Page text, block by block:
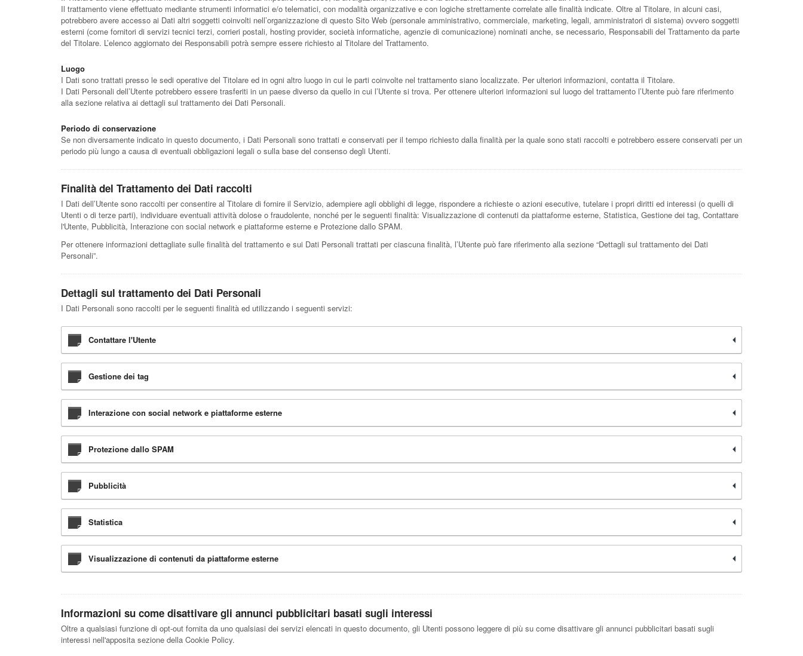
Il trattamento viene effettuato mediante strumenti informatici e/o telematici, con modalità organizzative e con logiche strettamente correlate alle finalità indicate. Oltre al Titolare, in alcuni casi,
potrebbero avere accesso ai Dati altri soggetti coinvolti nell’organizzazione di questo Sito Web (personale amministrativo, commerciale, marketing, legali, amministratori di sistema) ovvero soggetti
esterni (come fornitori di servizi tecnici terzi, corrieri postali, hosting provider, società informatiche, agenzie di comunicazione) nominati anche, se necessario, Responsabili del Trattamento da parte
del Titolare. L’elenco aggiornato dei Responsabili potrà sempre essere richiesto al Titolare del Trattamento.
Luogo
I Dati sono trattati presso le sedi operative del Titolare ed in ogni altro luogo in cui le parti coinvolte nel trattamento siano localizzate. Per ulteriori informazioni, contatta il Titolare.
I Dati Personali dell’Utente potrebbero essere trasferiti in un paese diverso da quello in cui l’Utente si trova. Per ottenere ulteriori informazioni sul luogo del trattamento l’Utente può fare riferimento
alla sezione relativa ai dettagli sul trattamento dei Dati Personali.
Periodo di conservazione
Se non diversamente indicato in questo documento, i Dati Personali sono trattati e conservati per il tempo richiesto dalla finalità per la quale sono stati raccolti e potrebbero essere conservati per un
periodo più lungo a causa di eventuali obbligazioni legali o sulla base del consenso degli Utenti.
Finalità del Trattamento dei Dati raccolti
I Dati dell’Utente sono raccolti per consentire al Titolare di fornire il Servizio, adempiere agli obblighi di legge, rispondere a richieste o azioni esecutive, tutelare i propri diritti ed interessi (o quelli di
Utenti o di terze parti), individuare eventuali attività dolose o fraudolente, nonché per le seguenti finalità: Visualizzazione di contenuti da piattaforme esterne, Statistica, Gestione dei tag, Contattare
l'Utente, Pubblicità, Interazione con social network e piattaforme esterne e Protezione dallo SPAM.
Per ottenere informazioni dettagliate sulle finalità del trattamento e sui Dati Personali trattati per ciascuna finalità, l’Utente può fare riferimento alla sezione “Dettagli sul trattamento dei Dati
Personali”.
Dettagli sul trattamento dei Dati Personali
I Dati Personali sono raccolti per le seguenti finalità ed utilizzando i seguenti servizi:
Contattare l'Utente
Gestione dei tag
Interazione con social network e piattaforme esterne
Protezione dallo SPAM
Pubblicità
Statistica
Visualizzazione di contenuti da piattaforme esterne
Informazioni su come disattivare gli annunci pubblicitari basati sugli interessi
Oltre a qualsiasi funzione di opt-out fornita da uno qualsiasi dei servizi elencati in questo documento, gli Utenti possono leggere di più su come disattivare gli annunci pubblicitari basati sugli
interessi nell'apposita sezione della Cookie Policy.